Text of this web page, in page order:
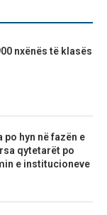
nxënës të klasës
hyn në fazën e
qytetarët po
e institucioneve